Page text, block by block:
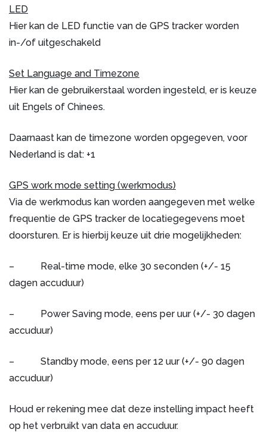
LED
Hier kan de LED functie van de GPS tracker worden
in-/of uitgeschakeld
Set Language and Timezone
Hier kan de gebruikerstaal worden ingesteld, er is keuze
uit Engels of Chinees.
Daarnaast kan de timezone worden opgegeven, voor
Nederland is dat: +1
GPS work mode setting (werkmodus)
Via de werkmodus kan worden aangegeven met welke
frequentie de GPS tracker de locatiegegevens moet
doorsturen. Er is hierbij keuze uit drie mogelijkheden:
– Real-time mode, elke 30 seconden (+/- 15
dagen accuduur)
– Power Saving mode, eens per uur (+/- 30 dagen
accuduur)
– Standby mode, eens per 12 uur (+/- 90 dagen
accuduur)
Houd er rekening mee dat deze instelling impact heeft
op het verbruikt van data en accuduur.